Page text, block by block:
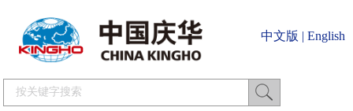
中文版 | English